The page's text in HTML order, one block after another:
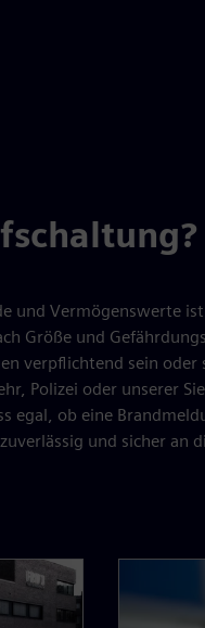
und Vermögenswerte
Größe und
verpflichtend sein oder
Polizei oder unserer
egal, ob eine
und sicher